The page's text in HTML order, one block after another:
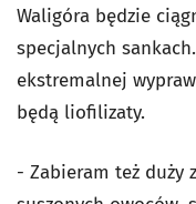
Waligóra będzie
specjalnych
ekstremalnej
będą liofilizaty.
- Zabieram też duży